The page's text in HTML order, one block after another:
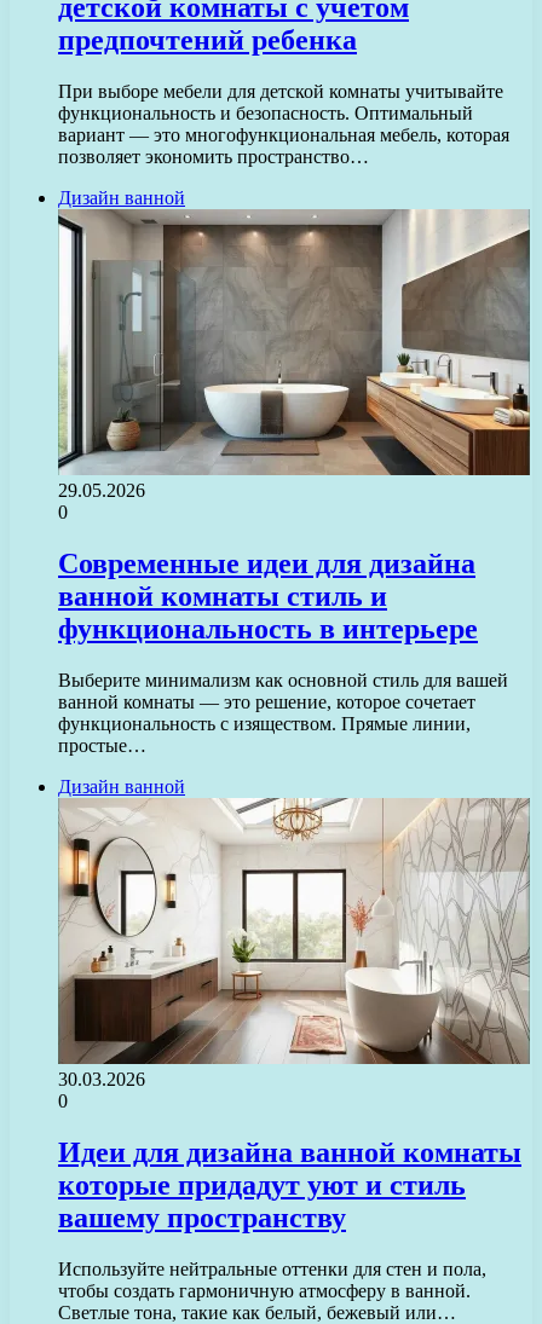
детской комнаты с учетом
предпочтений ребенка
При выборе мебели для детской комнаты учитывайте
функциональность и безопасность. Оптимальный
вариант — это многофункциональная мебель, которая
позволяет экономить пространство…
Дизайн ванной
29.05.2026
0
Современные идеи для дизайна
ванной комнаты стиль и
функциональность в интерьере
Выберите минимализм как основной стиль для вашей
ванной комнаты — это решение, которое сочетает
функциональность с изяществом. Прямые линии,
простые…
Дизайн ванной
30.03.2026
0
Идеи для дизайна ванной комнаты
которые придадут уют и стиль
вашему пространству
Используйте нейтральные оттенки для стен и пола,
чтобы создать гармоничную атмосферу в ванной.
Светлые тона, такие как белый, бежевый или…